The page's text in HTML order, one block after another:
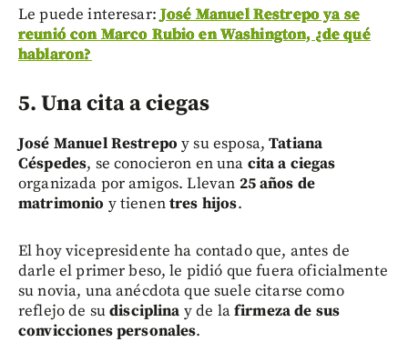
Le puede interesar:José Manuel Restrepo ya se
reunió con Marco Rubio en Washington, ¿de qué
hablaron?
5. Una cita a ciegas
José Manuel Restrepo y su esposa,Tatiana
Céspedes, se conocieron en una cita a ciegas
organizada por amigos. Llevan 25 años de
matrimonio y tienentres hijos.
El hoy vicepresidente ha contado que, antes de
darle el primer beso, le pidió que fuera oficialmente
su novia, una anécdota que suele citarse como
reflejo de sudisciplina y de lafirmeza de sus
convicciones personales.